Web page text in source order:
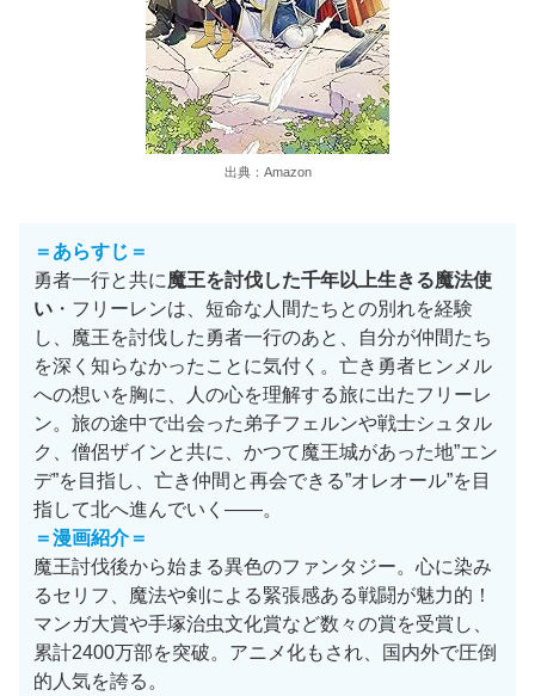
出典：Amazon
＝あらすじ＝
勇者一行と共に魔王を討伐した千年以上生きる魔法使
い ・フリーレンは、短命な人間たちとの別れを経験
し、魔王を討伐した勇者一行のあと、自分が仲間たち
を深く知らなかったことに気付く。亡き勇者ヒンメル
への想いを胸に、人の心を理解する旅に出たフリーレ
ン。旅の途中で出会った弟子フェルンや戦士シュタル
ク、僧侶ザインと共に、かつて魔王城があった地”エン
デ”を目指し、亡き仲間と再会できる”オレオール”を目
指して北へ進んでいく——。
＝漫画紹介＝
魔王討伐後から始まる異色のファンタジー。心に染み
るセリフ、魔法や剣による緊張感ある戦闘が魅力的！
マンガ大賞や手塚治虫文化賞など数々の賞を受賞し、
累計2400万部を突破。アニメ化もされ、国内外で圧倒
的人気を誇る。